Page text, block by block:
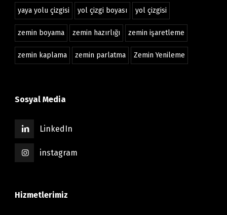
yaya yolu çizgisi yol çizgi boyası yol çizgisi
zemin boyama zemin hazırlığı zemin işaretleme
zemin kaplama zemin parlatma Zemin Yenileme
Sosyal Media
LinkedIn
instagram
Hizmetlerimiz